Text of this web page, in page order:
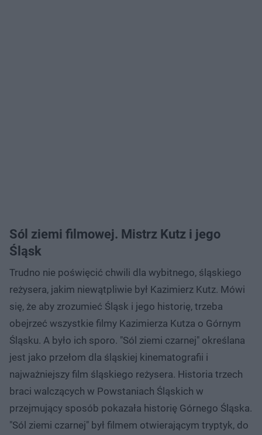
Sól ziemi filmowej. Mistrz Kutz i jego
Śląsk
Trudno nie poświęcić chwili dla wybitnego, śląskiego
reżysera, jakim niewątpliwie był Kazimierz Kutz. Mówi
się, że aby zrozumieć Śląsk i jego historię, trzeba
obejrzeć wszystkie filmy Kazimierza Kutza o Górnym
Śląsku. A było ich sporo. "Sól ziemi czarnej" określana
jest jako przełom dla śląskiej kinematografii i
najważniejszy film śląskiego reżysera. Historia trzech
braci walczących w Powstaniach Śląskich w
przejmujący sposób pokazała historię Górnego Śląska.
"Sól ziemi czarnej" był filmem otwierającym tryptyk, do